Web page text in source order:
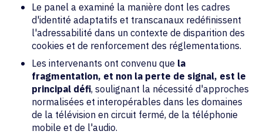
Le panel a examiné la manière dont les cadres
d'identité adaptatifs et transcanaux redéfinissent
l'adressabilité dans un contexte de disparition des
cookies et de renforcement des réglementations.
Les intervenants ont convenu que la
fragmentation, et non la perte de signal, est le
principal défi, soulignant la nécessité d'approches
normalisées et interopérables dans les domaines
de la télévision en circuit fermé, de la téléphonie
mobile et de l'audio.